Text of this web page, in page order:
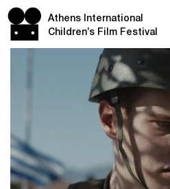
Athens International
Children’s Film Festival